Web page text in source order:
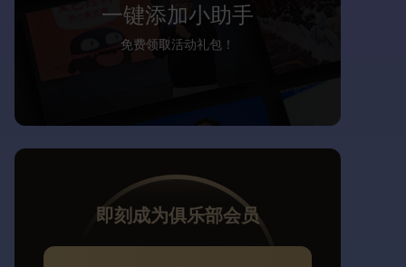
一键添加小助手
免费领取活动礼包！
即刻成为俱乐部会员